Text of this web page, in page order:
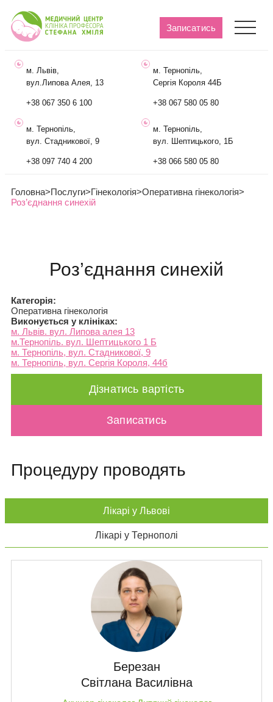
м. Львів,
вул.Липова Алея, 13
+38 067 350 6 100
м. Тернопіль,
Сергія Короля 44Б
+38 067 580 05 80
м. Тернопіль,
вул. Стадникової, 9
+38 097 740 4 200
м. Тернопіль,
вул. Шептицького, 1Б
+38 066 580 05 80
Записатись
Головна>Послуги>Гінекологія>Оперативна гінекологія>
Роз’єднання синехій
Роз’єднання синехій
Категорія:
Оперативна гінекологія
Виконується у клініках:
м. Львів. вул. Липова алея 13
м.Тернопіль. вул. Шептицького 1 Б
м. Тернопіль, вул. Стадникової, 9
м. Тернопіль, вул. Сергія Короля, 44б
Дізнатись вартість
Записатись
Процедуру проводять
Лікарі у Львові
Лікарі у Тернополі
Березан
Світлана Василівна